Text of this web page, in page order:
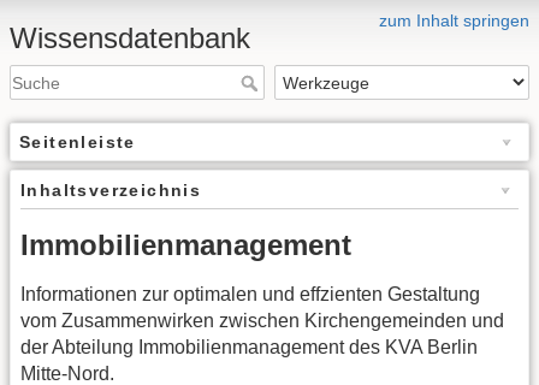
zum Inhalt springen
Wissensdatenbank
Seitenleiste
Inhaltsverzeichnis
Immobilienmanagement
Informationen zur optimalen und effzienten Gestaltung
vom Zusammenwirken zwischen Kirchengemeinden und
der Abteilung Immobilienmanagement des KVA Berlin
Mitte-Nord.